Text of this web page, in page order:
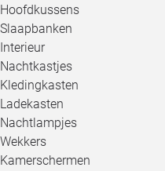
Hoofdkussens
Slaapbanken
Interieur
Nachtkastjes
Kledingkasten
Ladekasten
Nachtlampjes
Wekkers
Kamerschermen